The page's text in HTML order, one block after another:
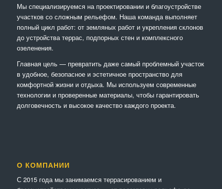
Мы специализируемся на проектировании и благоустройстве
участков со сложным рельефом. Наша команда выполняет
полный цикл работ: от земляных работ и укрепления склонов
до устройства террас, подпорных стен и комплексного
озеленения.
Главная цель — превратить даже самый проблемный участок
в удобное, безопасное и эстетичное пространство для
комфортной жизни и отдыха. Мы используем современные
технологии и проверенные материалы, чтобы гарантировать
долговечность и высокое качество каждого проекта.
О КОМПАНИИ
С 2015 года мы занимаемся террасированием и